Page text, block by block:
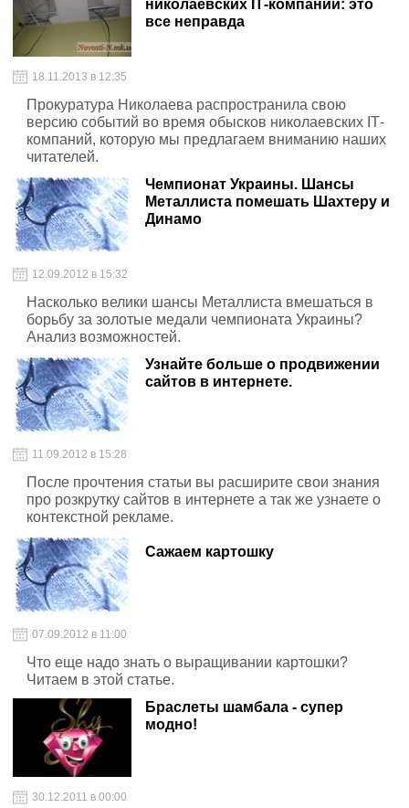
николаевских ІТ-компаний: это
все неправда
18.11.2013 в 12:35
Прокуратура Николаева распространила свою
версию событий во время обысков николаевских ІТ-
компаний, которую мы предлагаем вниманию наших
читателей.
Чемпионат Украины. Шансы
Металлиста помешать Шахтеру и
Динамо
12.09.2012 в 15:32
Насколько велики шансы Металлиста вмешаться в
борьбу за золотые медали чемпионата Украины?
Анализ возможностей.
Узнайте больше о продвижении
сайтов в интернете.
11.09.2012 в 15:28
После прочтения статьи вы расширите свои знания
про розкрутку сайтов в интернете а так же узнаете о
контекстной рекламе.
Сажаем картошку
07.09.2012 в 11:00
Что еще надо знать о выращивании картошки?
Читаем в этой статье.
Браслеты шамбала - супер
модно!
30.12.2011 в 00:00